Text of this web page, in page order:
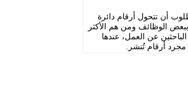
أن تتحول أرقام دائرة
الوظائف ومن هم الأكثر
عن العمل، عندها
أرقام تُنشر.